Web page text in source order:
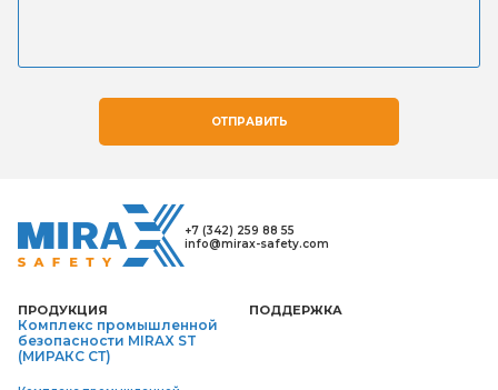
ОТПРАВИТЬ
+7 (342) 259 88 55
info@mirax-safety.com
ПРОДУКЦИЯ
Комплекс промышленной
безопасности MIRAX ST
(МИРАКС СТ)
ПОДДЕРЖКА